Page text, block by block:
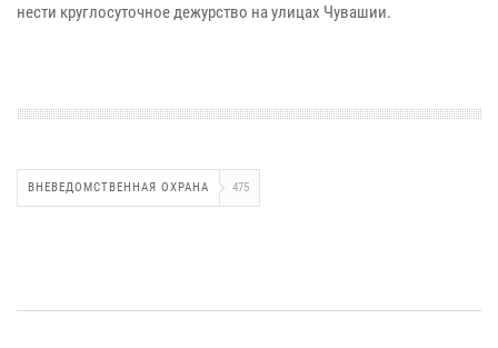
нести круглосуточное дежурство на улицах Чувашии.
ВНЕВЕДОМСТВЕННАЯ ОХРАНА 475